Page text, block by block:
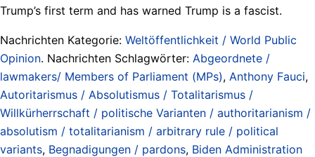
Trump’s first term and has warned Trump is a fascist.
Nachrichten Kategorie: Weltöffentlichkeit / World Public
Opinion. Nachrichten Schlagwörter: Abgeordnete /
lawmakers/ Members of Parliament (MPs), Anthony Fauci,
Autoritarismus / Absolutismus / Totalitarismus /
Willkürherrschaft / politische Varianten / authoritarianism /
absolutism / totalitarianism / arbitrary rule / political
variants, Begnadigungen / pardons, Biden Administration